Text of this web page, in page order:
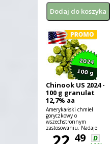
Chinook US 2024 -
100 g granulat
12,7% aa
Amerykański chmiel
goryczkowy o
wszechstronnym
zastosowaniu. Nadaje
piwu nieco grejpfrutowy
aromat.
49
D